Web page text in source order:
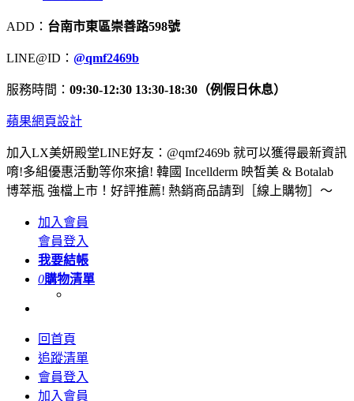
ADD： 台南市東區崇善路598號
LINE@ID： @qmf2469b
服務時間： 09:30-12:30 13:30-18:30（例假日休息）
蘋果網頁設計
加入LX美妍殿堂LINE好友：@qmf2469b 就可以獲得最新資訊
唷!多組優惠活動等你來搶! 韓國 Incellderm 映皙美 & Botalab
博萃瓶 強檔上市！好評推薦! 熱銷商品請到［線上購物］～
加入會員
會員登入
我要結帳
0購物清單
回首頁
追蹤清單
會員登入
加入會員